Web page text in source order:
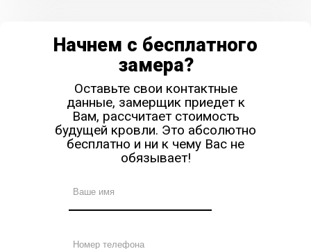
Начнем с бесплатного
замера?
Оставьте свои контактные
данные, замерщик приедет к
Вам, рассчитает стоимость
будущей кровли. Это абсолютно
бесплатно и ни к чему Вас не
обязывает!